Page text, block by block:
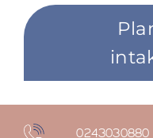
0243030880